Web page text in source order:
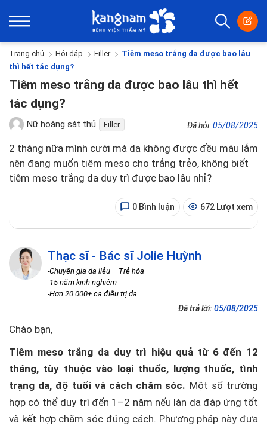
Trang chủ Hỏi đáp Filler
Tiêm meso trắng da được bao lâu
thì hết tác dụng?
Tiêm meso trắng da được bao lâu thì hết
tác dụng?
Nữ hoàng sát thủ Filler Đã hỏi:05/08/2025
2 tháng nữa mình cưới mà da không được đều màu lắm
nên đang muốn tiêm meso cho trắng trẻo, không biết
tiêm meso trắng da duy trì được bao lâu nhỉ?
0 Bình luận 672 Lượt xem
Thạc sĩ - Bác sĩ Jolie Huỳnh
-Chuyên gia da liễu – Trẻ hóa
-15 năm kinh nghiệm
-Hơn 20.000+ ca điều trị da
Đã trả lời: 05/08/2025
Chào bạn,
Tiêm meso trắng da duy trì hiệu quả từ 6 đến 12
tháng, tùy thuộc vào loại thuốc, lượng thuốc, tình
trạng da, độ tuổi và cách chăm sóc. Một số trường
hợp có thể duy trì đến 1–2 năm nếu làn da đáp ứng tốt
và kết hợp chăm sóc đúng cách. Phương pháp này đưa